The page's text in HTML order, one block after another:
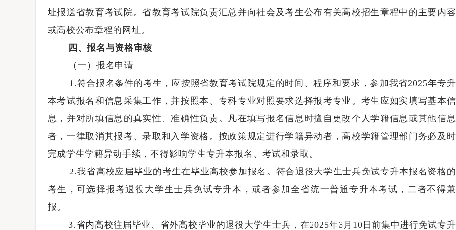
址报送省教育考试院。省教育考试院负责汇总并向社会及考生公布有关高校招生章程中的主要内容
或高校公布章程的网址。
四、报名与资格审核
（一）报名申请
1.符合报名条件的考生，应按照省教育考试院规定的时间、程序和要求，参加我省2025年专升
本考试报名和信息采集工作，并按照本、专科专业对照要求选择报考专业。考生应如实填写基本信
息，并对所填信息的真实性、准确性负责。凡在填写报名信息时擅自更改个人学籍信息或其他信息
者，一律取消其报考、录取和入学资格。按政策规定进行学籍异动者，高校学籍管理部门务必及时
完成学生学籍异动手续，不得影响学生专升本报名、考试和录取。
2.我省高校应届毕业的考生在毕业高校参加报名。符合退役大学生士兵免试专升本报名资格的
考生，可选择报考退役大学生士兵免试专升本，或者参加全省统一普通专升本考试，二者不得兼
报。
3.省内高校往届毕业、省外高校毕业的退役大学生士兵，在2025年3月10日前集中进行免试专升